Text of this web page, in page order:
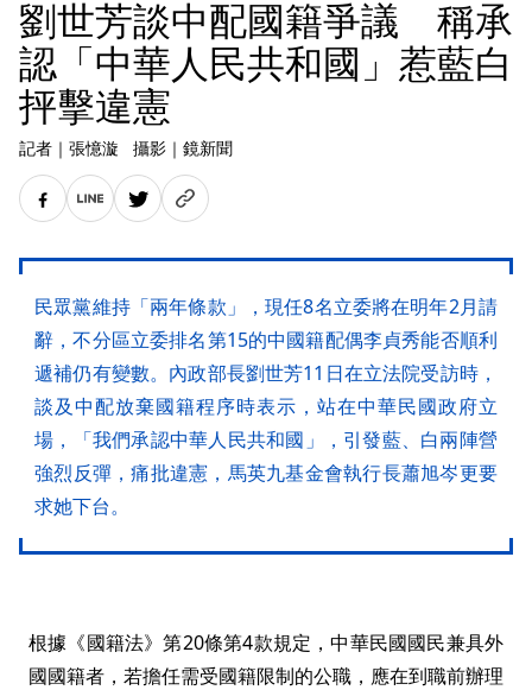
劉世芳談中配國籍爭議 稱承
認「中華人民共和國」惹藍白
抨擊違憲
記者 ｜ 張憶漩 攝影 ｜ 鏡新聞
民眾黨維持「兩年條款」，現任8名立委將在明年2月請
辭，不分區立委排名第15的中國籍配偶李貞秀能否順利
遞補仍有變數。內政部長劉世芳11日在立法院受訪時，
談及中配放棄國籍程序時表示，站在中華民國政府立
場，「我們承認中華人民共和國」，引發藍、白兩陣營
強烈反彈，痛批違憲，馬英九基金會執行長蕭旭岑更要
求她下台。
根據《國籍法》第20條第4款規定，中華民國國民兼具外
國國籍者，若擔任需受國籍限制的公職，應在到職前辦理